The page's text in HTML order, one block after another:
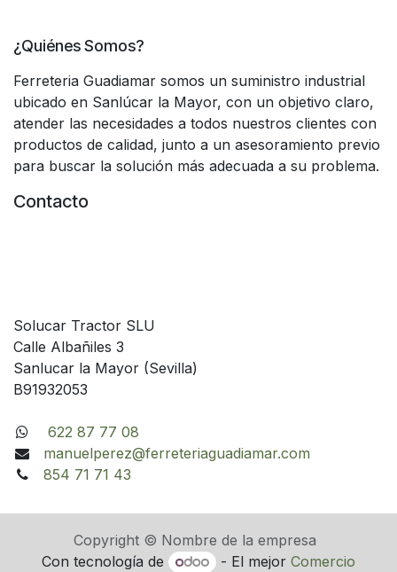
¿Quiénes Somos?
Ferreteria Guadiamar somos un suministro industrial
ubicado en Sanlúcar la Mayor, con un objetivo claro,
atender las necesidades a todos nuestros clientes con
productos de calidad, junto a un asesoramiento previo
para buscar la solución más adecuada a su problema.
Contacto
Solucar Tractor SLU
Calle Albañiles 3
Sanlucar la Mayor (Sevilla)
B91932053
622 87 77 08
manuelperez@ferreteriaguadiamar.com
854 71 71 43
Copyright © Nombre de la empresa
Con tecnología de
- El mejorComercio